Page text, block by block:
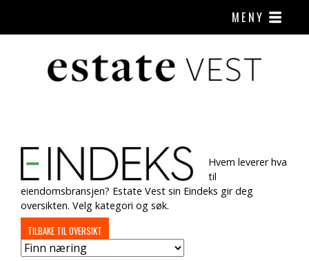
MENY
Hvem leverer hva
til
eiendomsbransjen? Estate Vest sin Eindeks gir deg
oversikten. Velg kategori og søk.
TILBAKE TIL OVERSIKT